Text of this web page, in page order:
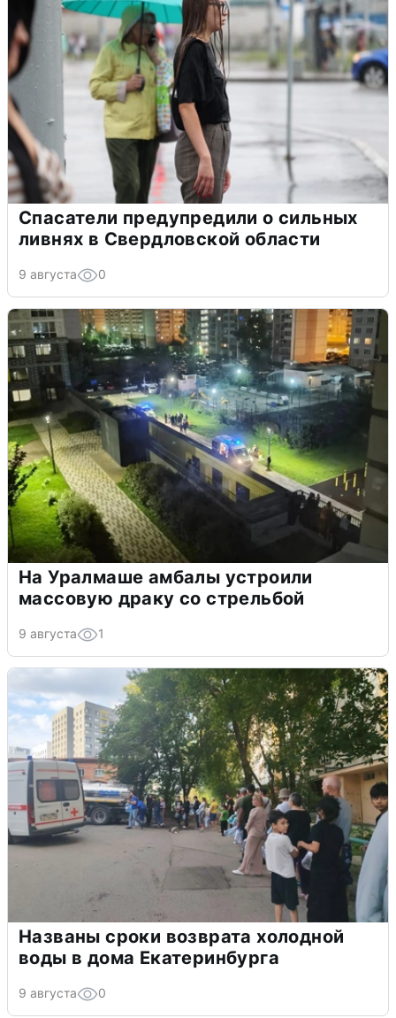
Спасатели предупредили о сильных
ливнях в Свердловской области
9 августа 0
На Уралмаше амбалы устроили
массовую драку со стрельбой
9 августа 1
Названы сроки возврата холодной
воды в дома Екатеринбурга
9 августа 0